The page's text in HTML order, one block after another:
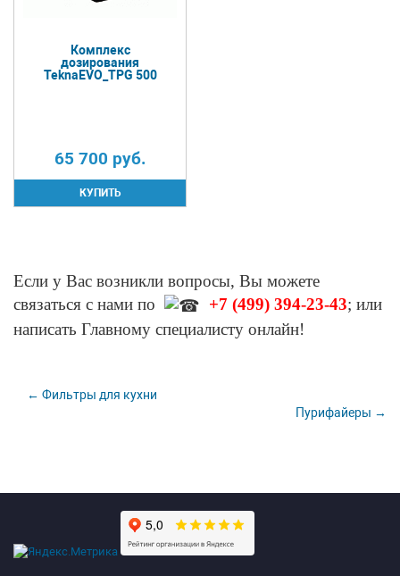
Комплекс
дозирования
TeknaEVO_TPG 500
65 700 руб.
Если у Вас возникли вопросы, Вы можете
связаться с нами по
+7 (499) 394-23-43; или
написать Главному специалисту онлайн!
← Фильтры для кухни
Пурифайеры →